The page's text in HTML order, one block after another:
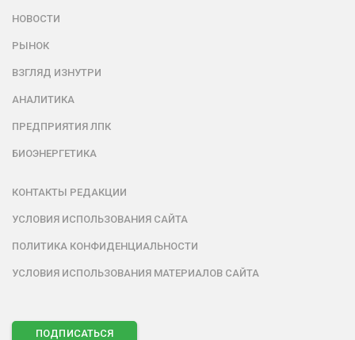
НОВОСТИ
РЫНОК
ВЗГЛЯД ИЗНУТРИ
АНАЛИТИКА
ПРЕДПРИЯТИЯ ЛПК
БИОЭНЕРГЕТИКА
КОНТАКТЫ РЕДАКЦИИ
УСЛОВИЯ ИСПОЛЬЗОВАНИЯ САЙТА
ПОЛИТИКА КОНФИДЕНЦИАЛЬНОСТИ
УСЛОВИЯ ИСПОЛЬЗОВАНИЯ МАТЕРИАЛОВ САЙТА
ПОДПИСАТЬСЯ